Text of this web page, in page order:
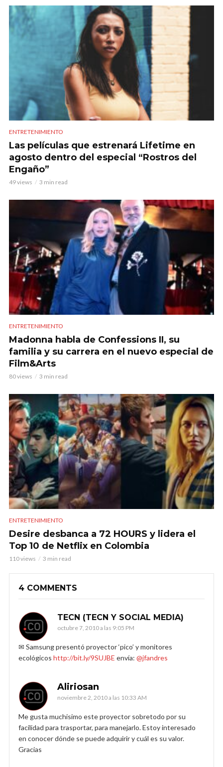
ENTRETENIMIENTO
Las películas que estrenará Lifetime en
agosto dentro del especial “Rostros del
Engaño”
49 views 3 min read
ENTRETENIMIENTO
Madonna habla de Confessions II, su
familia y su carrera en el nuevo especial de
Film&Arts
80 views 3 min read
ENTRETENIMIENTO
Desire desbanca a 72 HOURS y lidera el
Top 10 de Netflix en Colombia
110 views 3 min read
4 COMMENTS
TECN (TECN Y SOCIAL MEDIA)
octubre 7, 2010 a las 9:05 PM
✉ Samsung presentó proyector ‘pico’ y monitores
ecológicos http://bit.ly/9SUJBE envía: @jfandres
Aliriosan
noviembre 2, 2010 a las 10:33 AM
Me gusta muchisimo este proyector sobretodo por su
facilidad para trasportar, para manejarlo. Estoy interesado
en conocer dónde se puede adquirir y cuál es su valor.
Gracias